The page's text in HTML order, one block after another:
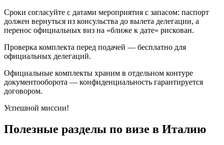
Сроки согласуйте с датами мероприятия с запасом: паспорт
должен вернуться из консульства до вылета делегации, а
перенос официальных виз на «ближе к дате» рискован.
Проверка комплекта перед подачей — бесплатно для
официальных делегаций.
Официальные комплекты храним в отдельном контуре
документооборота — конфиденциальность гарантируется
договором.
Успешной миссии!
Полезные разделы по визе в Италию